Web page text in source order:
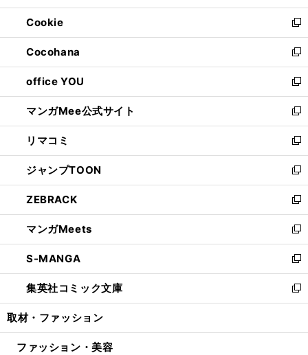
開
く
ウ
で
開
く
ン
ド
ウ
で
開
く
ウ
ィ
ン
ド
ウ
で
開
く
Cookie
新
し
い
ウ
ィ
ン
ド
ウ
で
開
く
Cocohana
新
し
い
ウ
ィ
ン
ド
ウ
で
開
く
office YOU
新
し
い
ウ
ィ
ン
ド
ウ
で
開
く
マンガMee公式サイト
新
し
い
ウ
ィ
ン
ド
ウ
で
開
く
リマコミ
新
し
い
ウ
ィ
ン
ド
ウ
で
開
く
ジャンプTOON
新
し
い
ウ
ィ
ン
ド
ウ
で
開
ZEBRACK
新
し
い
ウ
ィ
ン
ド
ウ
開
マンガMeets
新
し
い
ウ
ィ
ン
ウ
S-MANGA
新
し
い
ウ
ン
集英社コミック文庫
新
し
ウ
取材・ファッション
ファッション・美容